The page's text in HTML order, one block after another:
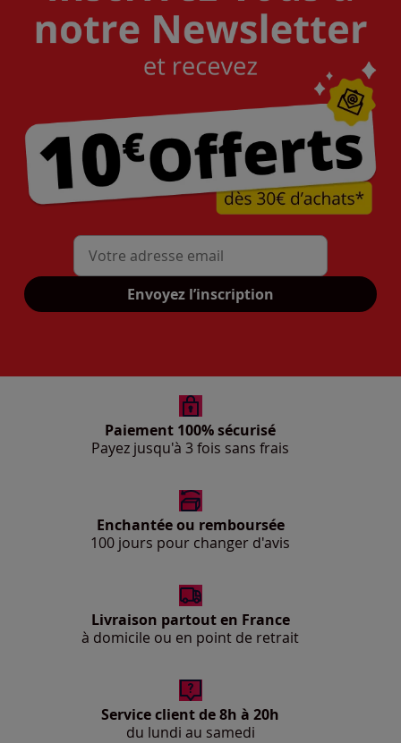
Mon adresse mail
Envoyez l’inscription
Paiement 100% sécurisé
Payez jusqu'à 3 fois sans frais
Enchantée ou remboursée
100 jours pour changer d'avis
Livraison partout en France
à domicile ou en point de retrait
Service client de 8h à 20h
du lundi au samedi